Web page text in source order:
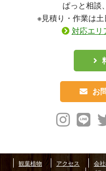
ぱっと相談
※見積り・作業は土
対応エリ
お
観葉植物 アクセス 会